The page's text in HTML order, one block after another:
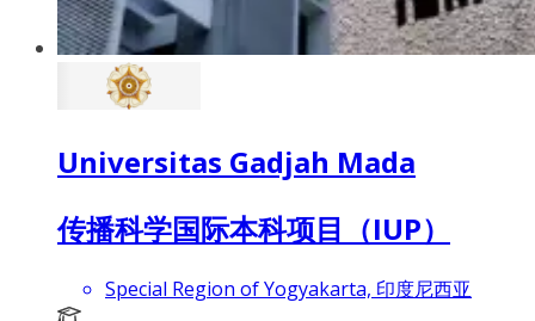
Universitas Gadjah Mada
传播科学国际本科项目（IUP）
Special Region of Yogyakarta, 印度尼西亚